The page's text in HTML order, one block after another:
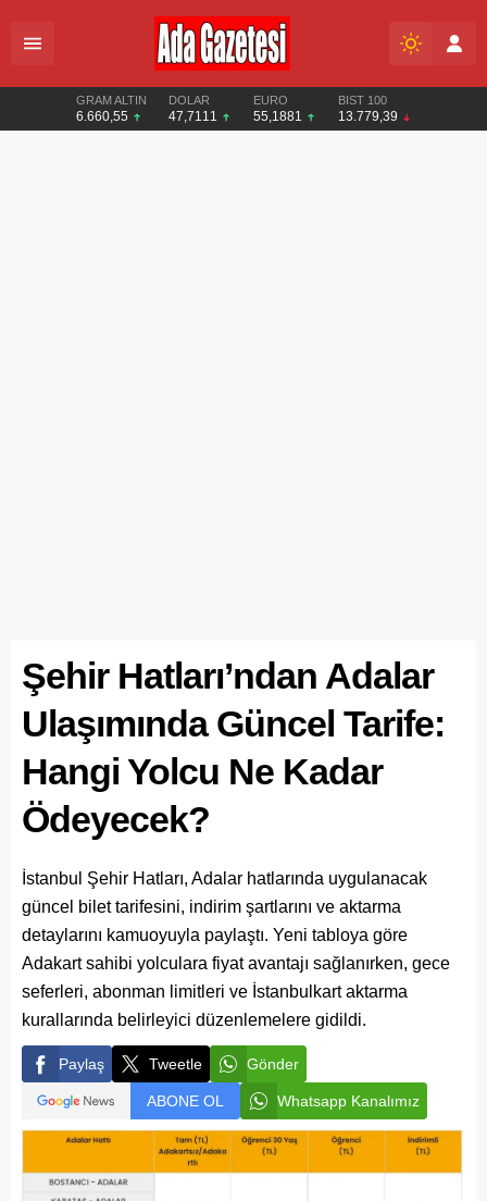
GRAM ALTIN
6.660,55
DOLAR
47,7111
EURO
55,1881
BIST 100
13.779,39
Şehir Hatları’ndan Adalar
Ulaşımında Güncel Tarife:
Hangi Yolcu Ne Kadar
Ödeyecek?
İstanbul Şehir Hatları, Adalar hatlarında uygulanacak
güncel bilet tarifesini, indirim şartlarını ve aktarma
detaylarını kamuoyuyla paylaştı. Yeni tabloya göre
Adakart sahibi yolculara fiyat avantajı sağlanırken, gece
seferleri, abonman limitleri ve İstanbulkart aktarma
kurallarında belirleyici düzenlemelere gidildi.
Paylaş Tweetle Gönder
ABONE OL Whatsapp Kanalımız